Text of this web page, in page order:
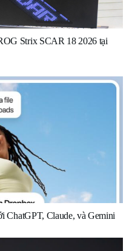
Strix SCAR 18 2026 tại
ChatGPT, Claude, và Gemini